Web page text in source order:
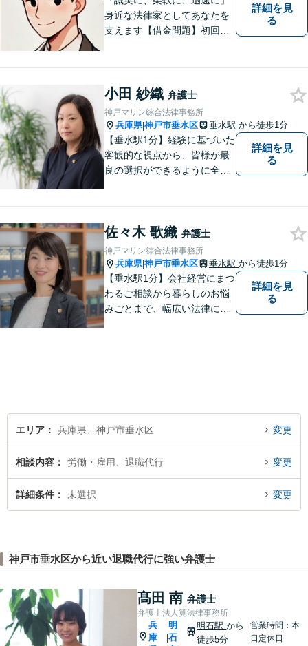
身近な法律家としてあなたを
支えます【借金問題】初回相
生後の手続き・トラブル対応
までワンストップで対応【オ
ンライン面談OK】
詳細を見
る
小田 紗織 弁護士
神戸マリン綜合法律事務所
兵庫県|神戸市垂水区 垂水駅 から徒歩1分
【垂水駅1分】経験に基づいた
客観的な視点から、皆様が最
良の選択ができるように全力
は数多くあります。 小さな悩
み事が大きなトラブルや事件
になってしまう前に、ご相談
ください。
詳細を見
る
佐々木 歌織 弁護士
神戸マリン綜合法律事務所
兵庫県|神戸市垂水区 垂水駅 から徒歩1分
【垂水駅1分】会社経営にまつ
わるご相談から暮らしのお悩
みごとまで、幅広い法律にま
詳細を見
る
エリア 兵庫県、神戸市垂水区 変更
相談内容 労働・雇用、退職代行 変更
詳細条件 未選択 変更
神戸市垂水区から近い退職代行に強い弁護士
髙田 南 弁護士
弁護士法人筧法律事務所
兵
庫
明
石
明石駅から
徒歩5分
営業時間：本
日定休日